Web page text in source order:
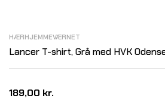
HÆRHJEMMEVÆRNET
Lancer T-shirt, Grå med HVK
189,00 kr.